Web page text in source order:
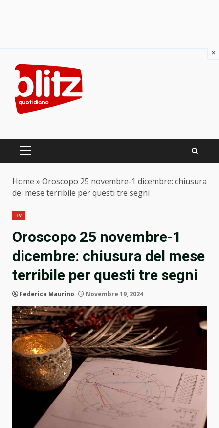
content
PRIMARY
Home » Oroscopo 25 novembre-1 dicembre: chiusura
del mese terribile per questi tre segni
TV
Oroscopo 25 novembre-1
dicembre: chiusura del mese
terribile per questi tre segni
Federica Maurino Novembre 19, 2024
×